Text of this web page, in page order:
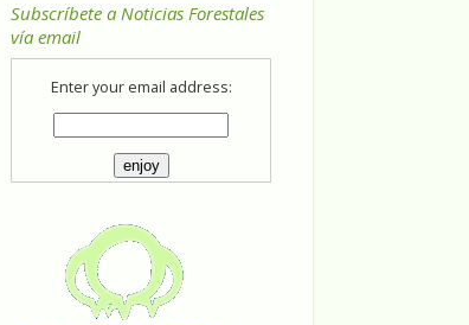
Subscríbete a Noticias Forestales
vía email
Enter your email address: